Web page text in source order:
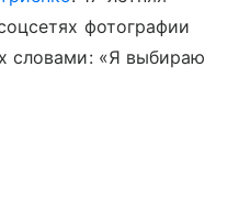
фотографии
словами: «Я выбираю